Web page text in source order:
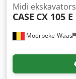
Moerbeke-Waas
Midi ekskavators
CASE CX 105 E